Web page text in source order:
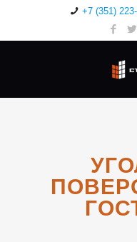
+7 (351)